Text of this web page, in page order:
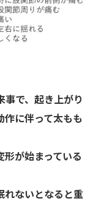
で、起き上がり
に伴って太もも
が始まっている
れないとなると重